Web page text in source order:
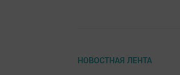
НОВОСТНАЯ ЛЕНТА